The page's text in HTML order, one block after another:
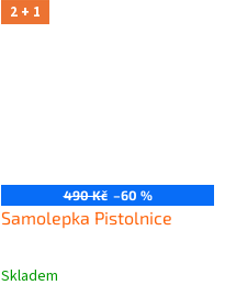
2 + 1
490 Kč –60 %
Samolepka Pistolnice
Skladem